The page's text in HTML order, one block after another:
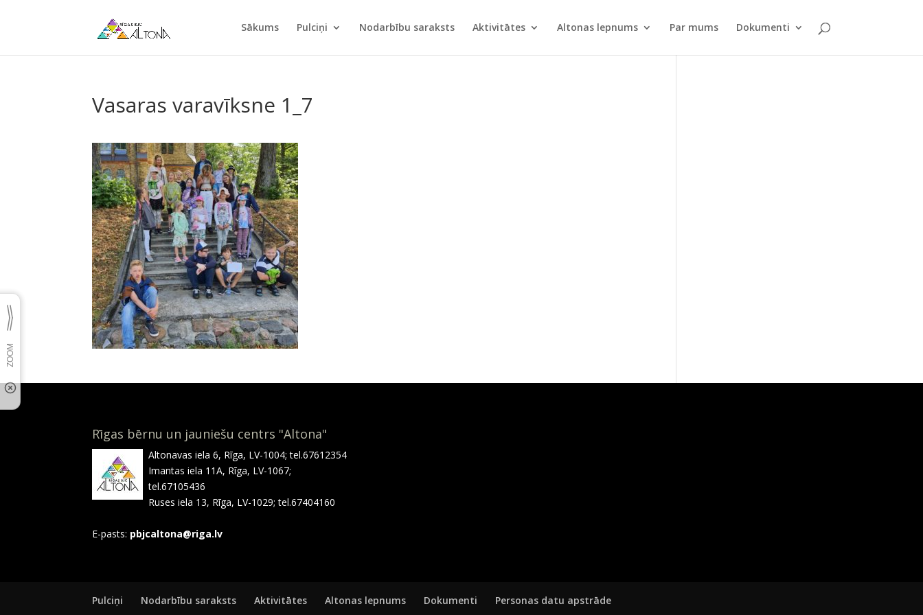
Sākums Pulciņi Nodarbību saraksts Aktivitātes Altonas lepnums Par mums Dokumenti
Vasaras varavīksne 1_7
Rīgas bērnu un jauniešu centrs "Altona"
Altonavas iela 6, Rīga, LV-1004; tel.67612354
Imantas iela 11A, Rīga, LV-1067;
tel.67105436
Ruses iela 13, Rīga, LV-1029; tel.67404160
E-pasts: pbjcaltona@riga.lv
Pulciņi Nodarbību saraksts Aktivitātes Altonas lepnums Dokumenti Personas datu apstrāde